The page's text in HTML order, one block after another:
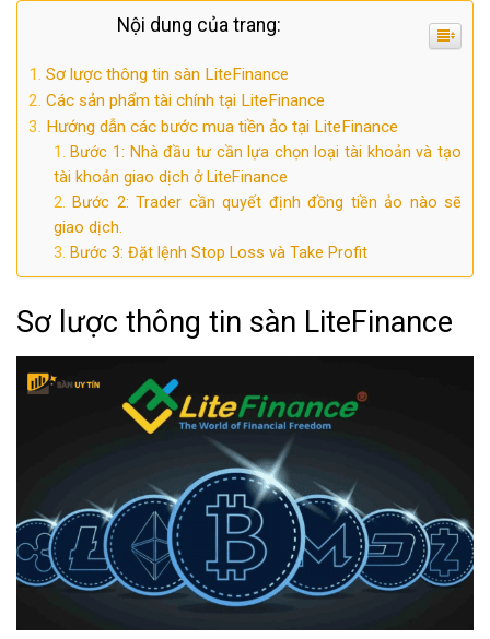
Nội dung của trang:
Sơ lược thông tin sàn LiteFinance
Các sản phẩm tài chính tại LiteFinance
Hướng dẫn các bước mua tiền ảo tại LiteFinance
Bước 1: Nhà đầu tư cần lựa chọn loại tài khoản và tạo
tài khoản giao dịch ở LiteFinance
Bước 2: Trader cần quyết định đồng tiền ảo nào sẽ
giao dịch.
Bước 3: Đặt lệnh Stop Loss và Take Profit
Sơ lược thông tin sàn LiteFinance